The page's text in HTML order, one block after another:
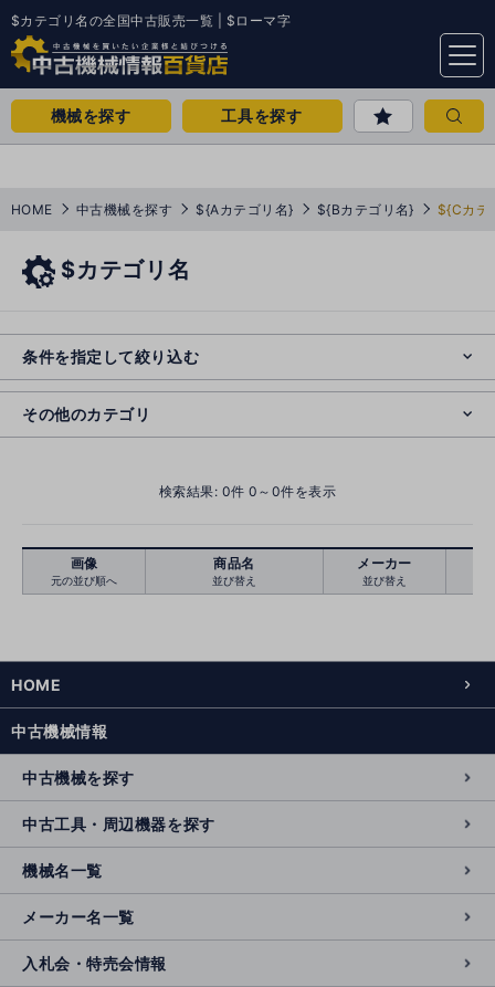
$カテゴリ名の全国中古販売一覧 | $ローマ字
menu
機械を探す 工具を探す
HOME 中古機械を探す ${Aカテゴリ名} ${Bカテゴリ名} ${Cカテ
$カテゴリ名
条件を指定して絞り込む
絞り込む クリア
その他のカテゴリ
o
s
e
検索結果: 0件 0～0件を表示
画像
元の並び順へ
商品名
並び替え
メーカー
並び替え
HOME
中古機械情報
中古機械を探す
中古工具・周辺機器を探す
機械名一覧
メーカー名一覧
入札会・特売会情報